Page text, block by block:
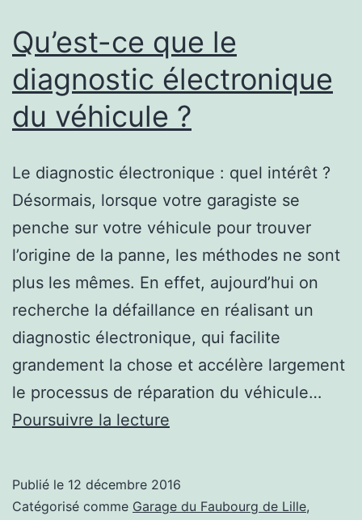
Qu’est-ce que le
diagnostic électronique
du véhicule ?
Le diagnostic électronique : quel intérêt ?
Désormais, lorsque votre garagiste se
penche sur votre véhicule pour trouver
l’origine de la panne, les méthodes ne sont
plus les mêmes. En effet, aujourd’hui on
recherche la défaillance en réalisant un
diagnostic électronique, qui facilite
grandement la chose et accélère largement
le processus de réparation du véhicule…
Poursuivre la lecture
le
Publié le 12 décembre 2016
Catégorisé comme Garage du Faubourg de Lille,